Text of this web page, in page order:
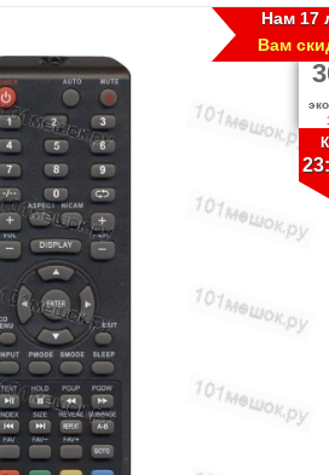
Нам 17
Вам